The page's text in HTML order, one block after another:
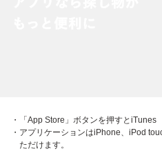
・「App Store」ボタンを押すとiTunes
・アプリケーションはiPhone、iPod
ただけます。